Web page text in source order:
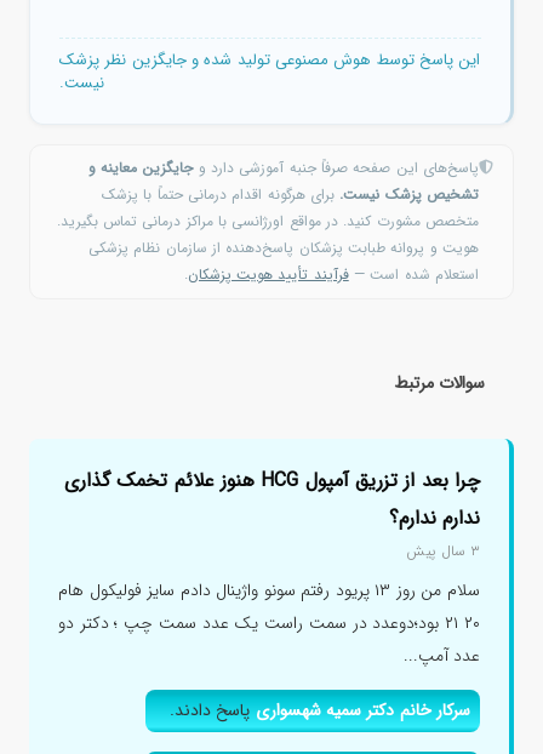
این پاسخ توسط هوش مصنوعی تولید شده و جایگزین نظر پزشک
نیست.
پاسخ‌های این صفحه صرفاً جنبه آموزشی دارد وجایگزین معاینه و
تشخیص پزشک نیست. برای هرگونه اقدام درمانی حتماً با پزشک
متخصص مشورت کنید. در مواقع اورژانسی با مراکز درمانی تماس بگیرید.
هویت و پروانه طبابت پزشکان پاسخ‌دهنده از سازمان نظام پزشکی
استعلام شده است —فرآیند تأیید هویت پزشکان.
سوالات مرتبط
چرا بعد از تزریق آمپول HCG هنوز علائم تخمک گذاری
ندارم ندارم؟
۳ سال پیش
سلام من روز ۱۳ پریود رفتم سونو واژینال دادم سایز فولیکول هام
۲۰ ۲۱ بود؛دوعدد در سمت راست یک عدد سمت چپ ؛ دکتر دو
عدد آمپ...
سرکار خانم دکتر سمیه شهسواریپاسخ دادند.